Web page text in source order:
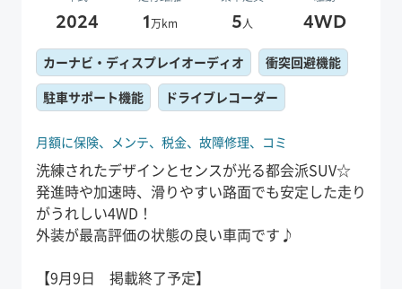
2024 1万km 5人 4WD
月額に保険、 メンテ、 税金、 故障修理、 コミ
洗練されたデザインとセンスが光る都会派SUV☆
発進時や加速時、滑りやすい路面でも安定した走り
がうれしい4WD！
外装が最高評価の状態の良い車両です♪
【9月9日 掲載終了予定】
カーナビ・ディスプレイオーディオ
衝突回避機能
駐車サポート機能
ドライブレコーダー